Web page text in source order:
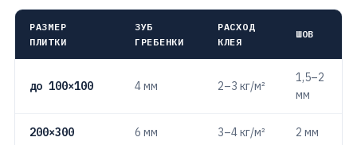
РАЗМЕР
ПЛИТКИ
ЗУБ
ГРЕБЕНКИ
РАСХОД
КЛЕЯ
ШОВ
до 100×100 4 мм 2–3 кг/м²
1,5–2
мм
200×300 6 мм 3–4 кг/м² 2 мм